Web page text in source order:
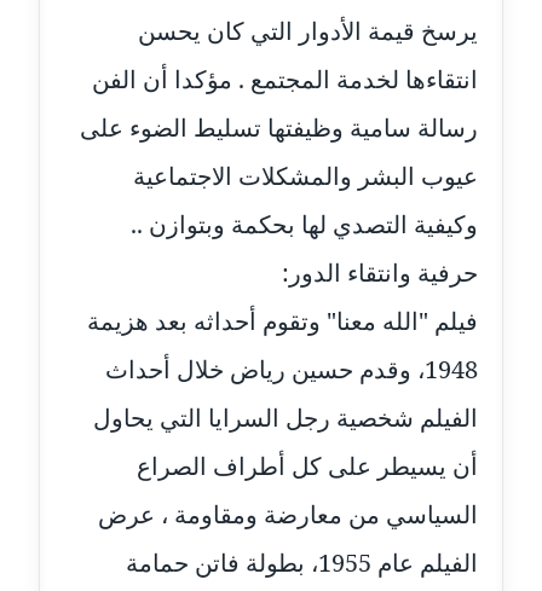
مدونة رفعت عراقي
عاملة
عاملة
مدونة ريهام الخميسي
عاملة
مدونة زينات مطاوع
مدونة زينب ابو الفضل
مدونة زينب حمدي
عاملة
مدونة سارة ابراهيم
عاملة
يرسخ قيمة الأدوار التي كان يحسن
انتقاءها لخدمة المجتمع . مؤكدا أن الفن
رسالة سامية وظيفتها تسليط الضوء على
عيوب البشر والمشكلات الاجتماعية
وكيفية التصدي لها بحكمة وبتوازن ..
حرفية وانتقاء الدور:
فيلم "الله معنا" وتقوم أحداثه بعد هزيمة
1948، وقدم حسين رياض خلال أحداث
الفيلم شخصية رجل السرايا التي يحاول
أن يسيطر على كل أطراف الصراع
السياسي من معارضة ومقاومة ، عرض
الفيلم عام 1955، بطولة فاتن حمامة